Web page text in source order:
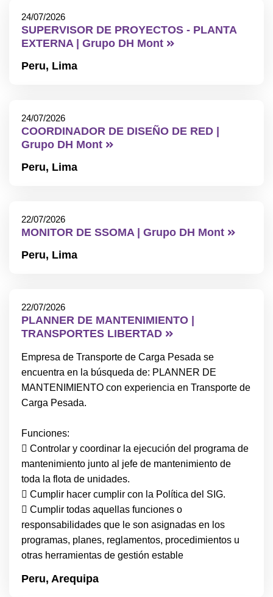
24/07/2026
SUPERVISOR DE PROYECTOS - PLANTA
EXTERNA | Grupo DH Mont
Peru, Lima
24/07/2026
COORDINADOR DE DISEÑO DE RED |
Grupo DH Mont
Peru, Lima
22/07/2026
MONITOR DE SSOMA | Grupo DH Mont
Peru, Lima
22/07/2026
PLANNER DE MANTENIMIENTO |
TRANSPORTES LIBERTAD
Empresa de Transporte de Carga Pesada se
encuentra en la búsqueda de: PLANNER DE
MANTENIMIENTO con experiencia en Transporte de
Carga Pesada.
Funciones:
 Controlar y coordinar la ejecución del programa de
mantenimiento junto al jefe de mantenimiento de
toda la flota de unidades.
 Cumplir hacer cumplir con la Política del SIG.
 Cumplir todas aquellas funciones o
responsabilidades que le son asignadas en los
programas, planes, reglamentos, procedimientos u
otras herramientas de gestión estable
Peru, Arequipa